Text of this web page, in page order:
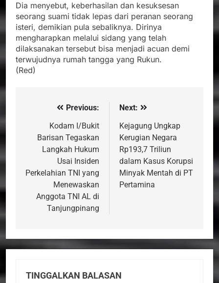
Dia menyebut, keberhasilan dan kesuksesan
seorang suami tidak lepas dari peranan seorang
isteri, demikian pula sebaliknya. Dirinya
mengharapkan melalui sidang yang telah
dilaksanakan tersebut bisa menjadi acuan demi
terwujudnya rumah tangga yang Rukun.
(Red)
NavigasiPrevious:
Kodam I/Bukit
Barisan Tegaskan
Langkah Hukum
Usai Insiden
Perkelahian TNI yang
Menewaskan
Anggota TNI AL di
Tanjungpinang
Next:
Kejagung Ungkap
Kerugian Negara
Rp193,7 Triliun
dalam Kasus Korupsi
Minyak Mentah di PT
Pertamina
TINGGALKAN BALASAN